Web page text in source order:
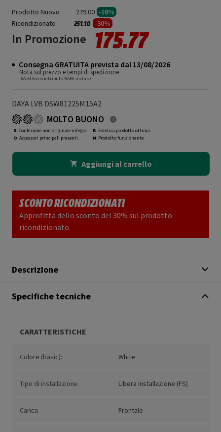
Prodotto Nuovo 279.00 -10%
Ricondizionato
Prezzo ridotto da
251.10a -30%
In Promozione 175.77
Consegna GRATUITA prevista dal 13/08/2026
Nota sul prezzo e tempi di spedizione
IVA ed Eco-contributo RAEE incluse
DAYA LVB DSW81225M15A2
MOLTO BUONO
R: Confezione non originale integra
O: Accessori principali presenti
B: Estetica prodotto ottima
N: Prodotto funzionante
Aggiungi al carrello
SCONTO RICONDIZIONATI
Approfitta dello sconto del 30% sul prodotto
ricondizionato.
Descrizione
Specifiche tecniche
CARATTERISTICHE
Colore (basic): White
Tipo di installazione Libera installazione (FS)
Carica Frontale